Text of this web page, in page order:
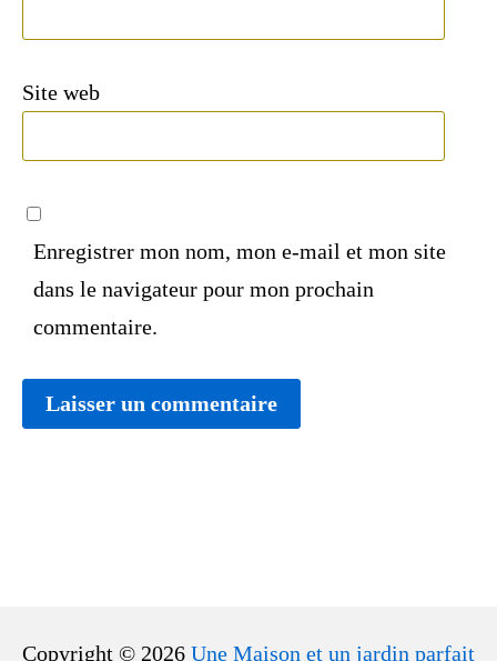
Site web
Enregistrer mon nom, mon e-mail et mon site
dans le navigateur pour mon prochain
commentaire.
Copyright © 2026 Une Maison et un jardin parfait